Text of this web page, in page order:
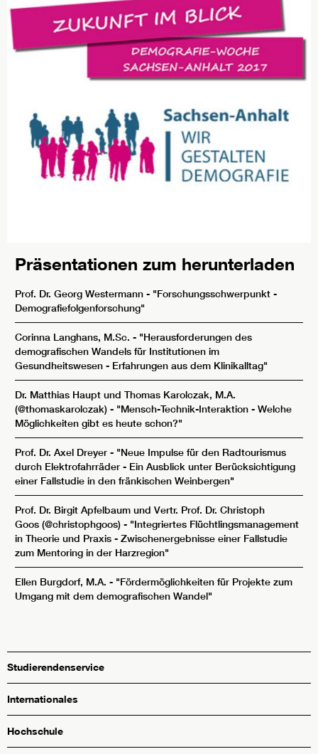
Präsentationen zum herunterladen
Prof. Dr. Georg Westermann - "Forschungsschwerpunkt -
Demografiefolgenforschung"
Corinna Langhans, M.Sc. - "Herausforderungen des
demografischen Wandels für Institutionen im
Gesundheitswesen - Erfahrungen aus dem Klinikalltag"
Dr. Matthias Haupt und Thomas Karolczak, M.A.
(@thomaskarolczak) - "Mensch-Technik-Interaktion - Welche
Möglichkeiten gibt es heute schon?"
Prof. Dr. Axel Dreyer - "Neue Impulse für den Radtourismus
durch Elektrofahrräder - Ein Ausblick unter Berücksichtigung
einer Fallstudie in den fränkischen Weinbergen"
Prof. Dr. Birgit Apfelbaum und Vertr. Prof. Dr. Christoph
Goos (@christophgoos) - "Integriertes Flüchtlingsmanagement
in Theorie und Praxis - Zwischenergebnisse einer Fallstudie
zum Mentoring in der Harzregion"
Ellen Burgdorf, M.A. - "Fördermöglichkeiten für Projekte zum
Umgang mit dem demografischen Wandel"
Studierendenservice
Internationales
Hochschule